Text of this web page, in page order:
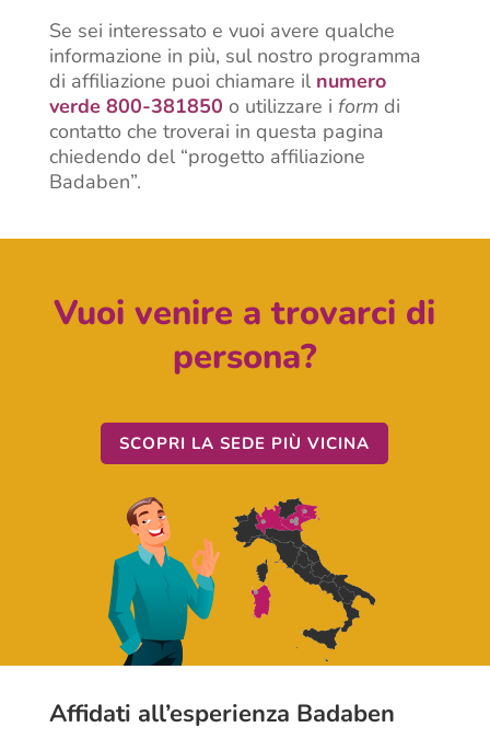
Se sei interessato e vuoi avere qualche
informazione in più, sul nostro programma
di affiliazione puoi chiamare il numero
verde 800-381850 o utilizzare i form di
contatto che troverai in questa pagina
chiedendo del “progetto affiliazione
Badaben”.
Vuoi venire a trovarci di
persona?
SCOPRI LA SEDE PIÙ VICINA
Affidati all’esperienza Badaben